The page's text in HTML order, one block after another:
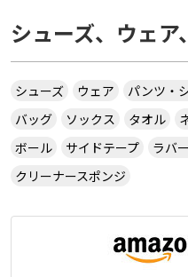
シューズ、ウェア
シューズ ウェア パンツ・
バッグ
ソックス タオル
ボール
サイドテープ ラバ
クリーナースポンジ